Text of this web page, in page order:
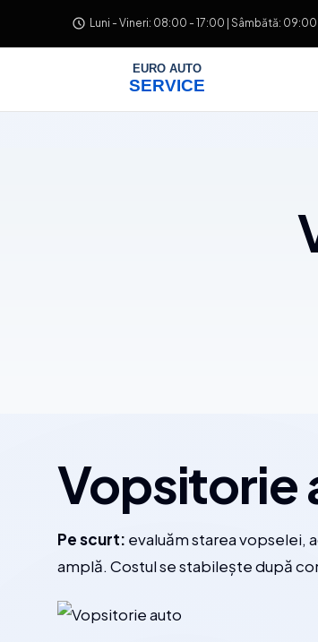
Luni - Vineri: 08:00 - 17:00 | Sâmbătă:
Vopsitorie
Pe scurt: evaluăm starea vopselei,
amplă. Costul se stabilește după